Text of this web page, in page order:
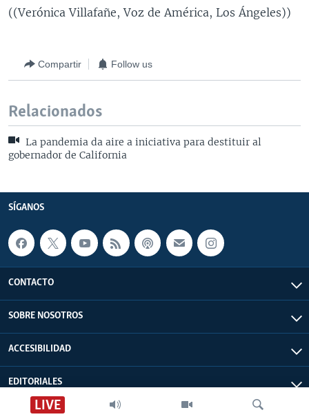
LIVE
((Verónica Villafañe, Voz de América, Los Ángeles))
Compartir Follow us
Relacionados
La pandemia da aire a iniciativa para destituir al
gobernador de California
SÍGANOS
CONTACTO
SOBRE NOSOTROS
ACCESIBILIDAD
EDITORIALES